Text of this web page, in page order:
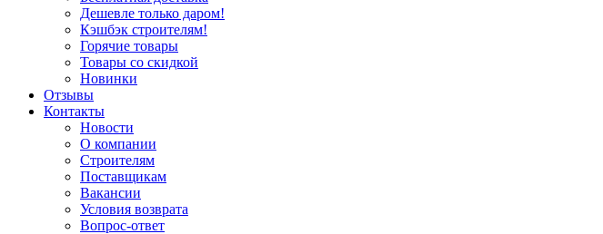
Дешевле только даром!
Кэшбэк строителям!
Горячие товары
Товары со скидкой
Новинки
Отзывы
Контакты
Новости
О компании
Строителям
Поставщикам
Вакансии
Условия возврата
Вопрос-ответ